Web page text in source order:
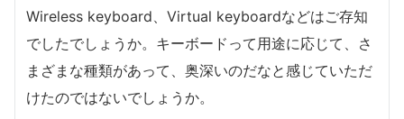
Wireless keyboard、Virtual keyboardなどはご存知
でしたでしょうか。キーボードって用途に応じて、さ
まざまな種類があって、奥深いのだなと感じていただ
けたのではないでしょうか。